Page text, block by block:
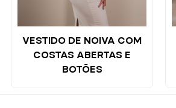
VESTIDO DE NOIVA COM
COSTAS ABERTAS E
BOTÕES